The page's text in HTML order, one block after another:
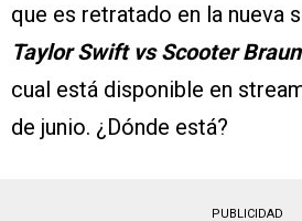
que es retratado en la nueva
Taylor Swift vs Scooter
cual está disponible en
de junio. ¿Dónde está?
PUBLICIDAD